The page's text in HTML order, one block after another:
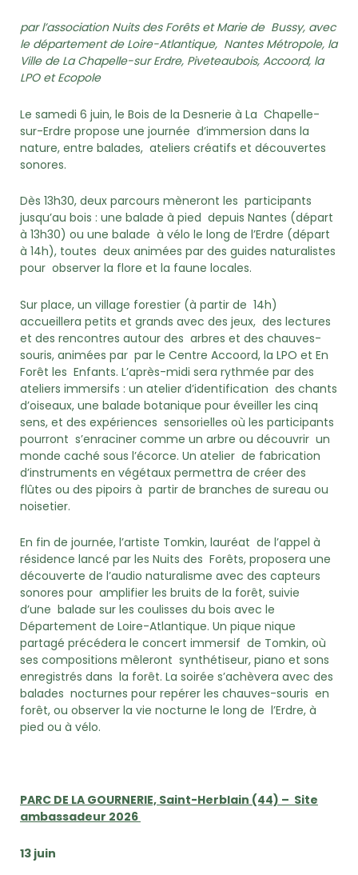
par l’association Nuits des Forêts et Marie de Bussy, avec
le département de Loire-Atlantique, Nantes Métropole, la
Ville de La Chapelle-sur Erdre, Piveteaubois, Accoord, la
LPO et Ecopole
Le samedi 6 juin, le Bois de la Desnerie à La Chapelle-
sur-Erdre propose une journée d’immersion dans la
nature, entre balades, ateliers créatifs et découvertes
sonores.
Dès 13h30, deux parcours mèneront les participants
jusqu’au bois : une balade à pied depuis Nantes (départ
à 13h30) ou une balade à vélo le long de l’Erdre (départ
à 14h), toutes deux animées par des guides naturalistes
pour observer la flore et la faune locales.
Sur place, un village forestier (à partir de 14h)
accueillera petits et grands avec des jeux, des lectures
et des rencontres autour des arbres et des chauves-
souris, animées par par le Centre Accoord, la LPO et En
Forêt les Enfants. L’après-midi sera rythmée par des
ateliers immersifs : un atelier d’identification des chants
d’oiseaux, une balade botanique pour éveiller les cinq
sens, et des expériences sensorielles où les participants
pourront s’enraciner comme un arbre ou découvrir un
monde caché sous l’écorce. Un atelier de fabrication
d’instruments en végétaux permettra de créer des
flûtes ou des pipoirs à partir de branches de sureau ou
noisetier.
En fin de journée, l’artiste Tomkin, lauréat de l’appel à
résidence lancé par les Nuits des Forêts, proposera une
découverte de l’audio naturalisme avec des capteurs
sonores pour amplifier les bruits de la forêt, suivie
d’une balade sur les coulisses du bois avec le
Département de Loire-Atlantique. Un pique nique
partagé précédera le concert immersif de Tomkin, où
ses compositions mêleront synthétiseur, piano et sons
enregistrés dans la forêt. La soirée s’achèvera avec des
balades nocturnes pour repérer les chauves-souris en
forêt, ou observer la vie nocturne le long de l’Erdre, à
pied ou à vélo.
PARC DE LA GOURNERIE, Saint-Herblain (44) – Site
ambassadeur 2026
13 juin